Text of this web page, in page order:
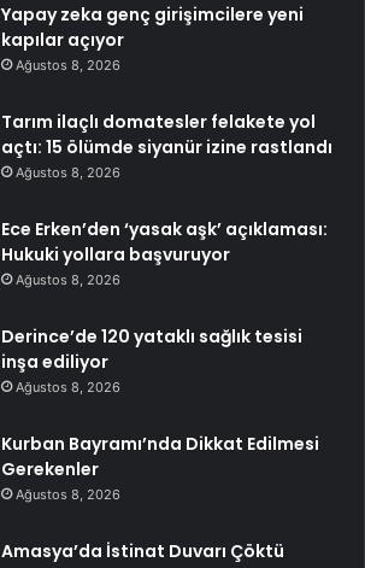
Yapay zeka genç girişimcilere yeni
kapılar açıyor
Ağustos 8, 2026
Tarım ilaçlı domatesler felakete yol
açtı: 15 ölümde siyanür izine rastlandı
Ağustos 8, 2026
Ece Erken’den ‘yasak aşk’ açıklaması:
Hukuki yollara başvuruyor
Ağustos 8, 2026
Derince’de 120 yataklı sağlık tesisi
inşa ediliyor
Ağustos 8, 2026
Kurban Bayramı’nda Dikkat Edilmesi
Gerekenler
Ağustos 8, 2026
Amasya’da İstinat Duvarı Çöktü